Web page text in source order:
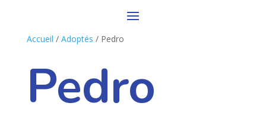
Accueil / Adoptés / Pedro
Pedro